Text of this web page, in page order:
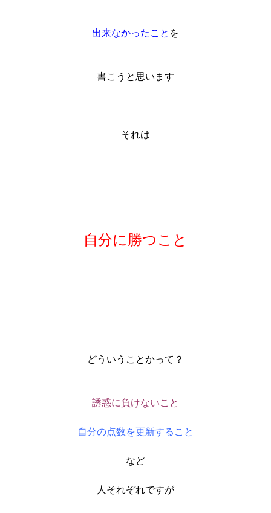
出来なかったこと を
書こうと思います
それは
自分に勝つこと
どういうことかって？
誘惑に負けないこと
自分の点数を更新すること
など
人それぞれですが